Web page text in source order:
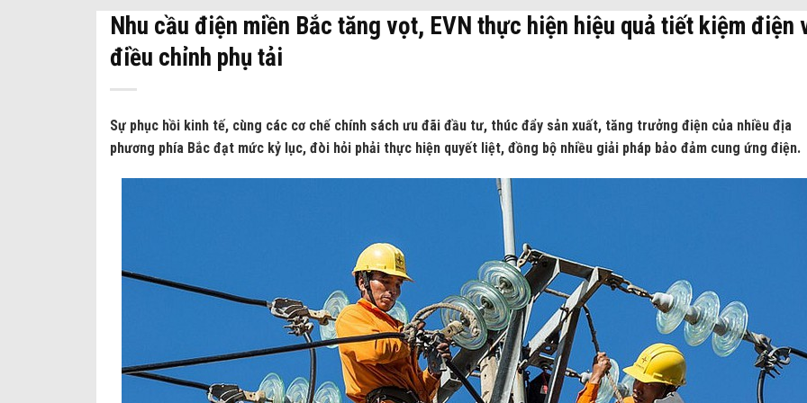
Nhu cầu điện miền Bắc tăng vọt, EVN thực hiện hiệu quả tiết kiệm điện
điều chỉnh phụ tải
Sự phục hồi kinh tế, cùng các cơ chế chính sách ưu đãi đầu tư, thúc đẩy sản xuất, tăng trưởng điện của nhiều địa
phương phía Bắc đạt mức kỷ lục, đòi hỏi phải thực hiện quyết liệt, đồng bộ nhiều giải pháp bảo đảm cung ứng điện.